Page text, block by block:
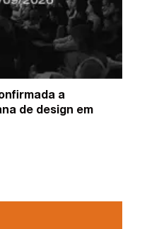
a
de design em